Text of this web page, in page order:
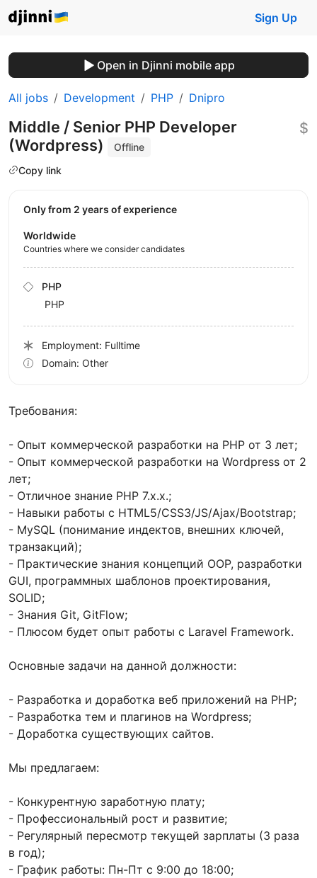
Sign Up
Open in Djinni mobile app
All jobs Development PHP Dnipro
Middle / Senior PHP Developer
(Wordpress)
Offline
Copy link
$
Требования:
- Опыт коммерческой разработки на PHP от 3 лет;
- Опыт коммерческой разработки на Wordpress от 2
лет;
- Отличное знание PHP 7.x.x.;
- Навыки работы с HTML5/CSS3/JS/Ajax/Bootstrap;
- MySQL (понимание индектов, внешних ключей,
транзакций);
- Практические знания концепций OOP, разработки
GUI, программных шаблонов проектирования,
SOLID;
- Знания Git, GitFlow;
- Плюсом будет опыт работы с Laravel Framework.
Основные задачи на данной должности:
- Разработка и доработка веб приложений на PHP;
- Разработка тем и плагинов на Wordpress;
- Доработка существующих сайтов.
Мы предлагаем:
- Конкурентную заработную плату;
- Профессиональный рост и развитие;
- Регулярный пересмотр текущей зарплаты (3 раза
в год);
- График работы: Пн-Пт с 9:00 до 18:00;
Only from 2 years of experience
Worldwide
Countries where we consider candidates
PHP
PHP
Employment: Fulltime
Domain: Other